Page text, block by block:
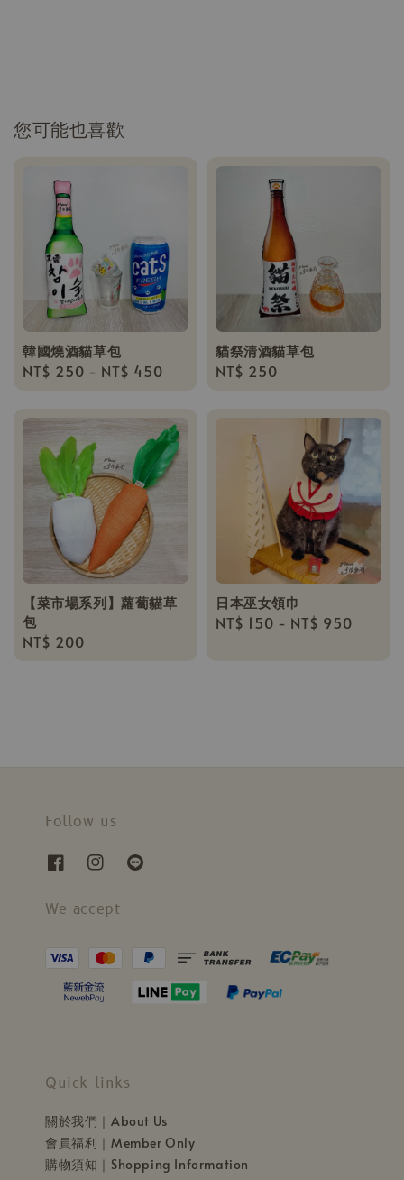
您可能也喜歡
韓國燒酒貓草包
Regular
NT$ 250 - NT$ 450
貓祭清酒貓草包
Regular
NT$ 250
【菜市場系列】蘿蔔貓草
包
Regular
NT$ 200
日本巫女領巾
Regular
NT$ 150 - NT$ 950
Follow us
We accept
Quick links
關於我們｜About Us
會員福利｜Member Only
購物須知｜Shopping Information